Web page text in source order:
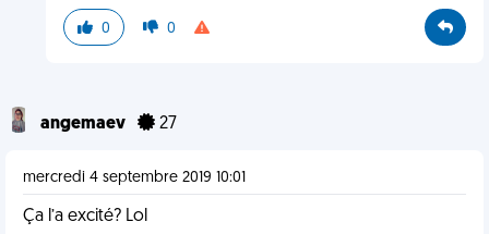
0 0
angemaev 27
mercredi 4 septembre 2019 10:01
Ça l’a excité? Lol